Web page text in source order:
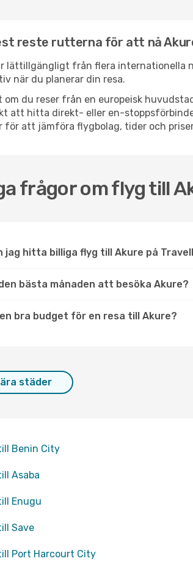
reste rutterna för att nå
lättillgängligt från flera internationella
när du planerar din resa.
om du reser från en europeisk
att hitta direkt- eller en-
för att jämföra flygbolag, tider och
frågor om flyg till
jag hitta billiga flyg till Akure på
bästa månaden att besöka Akure?
bra budget för en resa till Akure?
städer
Benin City
Asaba
Enugu
Save
Port Harcourt City